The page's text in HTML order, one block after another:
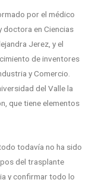
por el médico
doctora en Ciencias
Jerez, y el
de inventores
y Comercio.
del Valle la
que tiene elementos
todavía no ha sido
del trasplante
y confirmar todo lo